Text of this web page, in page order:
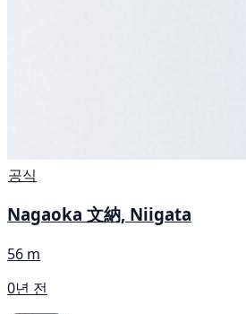
공식
Nagaoka 文納, Niigata
56 m
0년 전